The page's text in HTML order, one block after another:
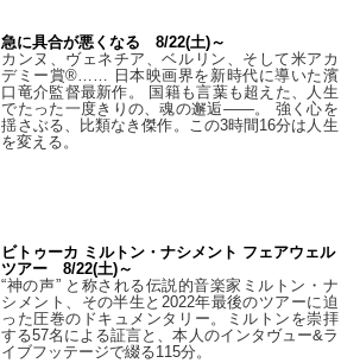
急に具合が悪くなる 8/22(土)～
カンヌ、ヴェネチア、ベルリン、そして米アカ
デミー賞®…… 日本映画界を新時代に導いた濱
口竜介監督最新作。 国籍も言葉も超えた、人生
でたった一度きりの、魂の邂逅――。 強く心を
揺さぶる、比類なき傑作。この3時間16分は人生
を変える。
ビトゥーカ ミルトン・ナシメント フェアウェル
ツアー 8/22(土)～
“神の声” と称される伝説的音楽家ミルトン・ナ
シメント、その半生と2022年最後のツアーに迫
った圧巻のドキュメンタリー。ミルトンを崇拝
する57名による証言と、本人のインタヴュー&ラ
イブフッテージで綴る115分。